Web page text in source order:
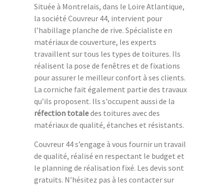
Située à Montrelais, dans le Loire Atlantique,
la société Couvreur 44, intervient pour
l’habillage planche de rive. Spécialiste en
matériaux de couverture, les experts
travaillent sur tous les types de toitures. Ils
réalisent la pose de fenêtres et de fixations
pour assurer le meilleur confort à ses clients.
La corniche fait également partie des travaux
qu’ils proposent. Ils s'occupent aussi de la
réfection totaledes toitures avec des
matériaux de qualité, étanches et résistants.
Couvreur 44 s’engage à vous fournir un travail
de qualité, réalisé en respectant le budget et
le planning de réalisation fixé. Les devis sont
gratuits. N’hésitez pas à les contacter sur